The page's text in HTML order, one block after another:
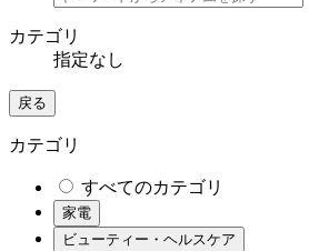
カテゴリ
指定なし
戻る
カテゴリ
すべてのカテゴリ
家電
ビューティー・ヘルスケア